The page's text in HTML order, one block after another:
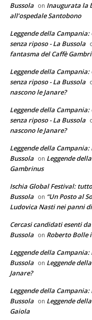
Bussola on Inaugurata la
all’ospedale Santobono
Leggende della
senza riposo - La Bussola
fantasma del Caffè
Leggende della
senza riposo - La Bussola
nascono le Janare?
Leggende della
senza riposo - La Bussola
nascono le Janare?
Leggende della
Bussola on Leggende
Gambrinus
Ischia Global Festival:
Bussola on “Un Posto al
Ludovica Nasti nei panni
Cercasi candidati esenti
Bussola on Roberto Bolle
Leggende della
Bussola on Leggende
Janare?
Leggende della
Bussola on Leggende
Gaiola